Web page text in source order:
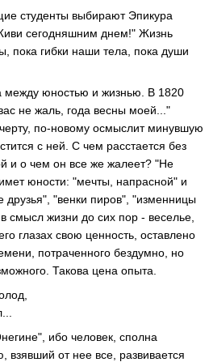
студенты выбирают Эпикура
сегодняшним днем!" Жизнь
пока гибки наши тела, пока души
между юностью и жизнью. В 1820
не жаль, года весны моей..."
по-новому осмыслит минувшую
с ней. С чем расстается без
и о чем он все же жалеет? "Не
юности: "мечты, напрасной" и
друзья", "венки пиров", "изменницы
смысл жизни до сих пор - веселье,
глазах свою ценность, оставлено
потраченного бездумно, но
Такова цена опыта.
ибо человек, сполна
взявший от нее все, развивается